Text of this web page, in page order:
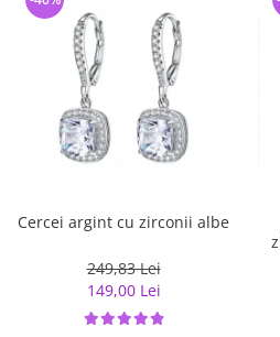
Cercei argint cu zirconii albe
249,83 Lei
149,00 Lei